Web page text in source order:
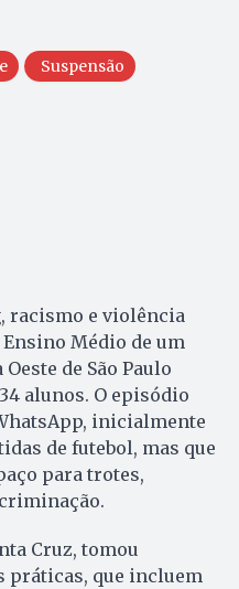
Suspensão
racismo e violência
Médio de um
de São Paulo
alunos. O episódio
inicialmente
de futebol, mas que
para trotes,
Cruz, tomou
práticas, que incluem